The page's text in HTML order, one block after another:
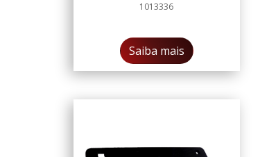
1013336
Saiba mais